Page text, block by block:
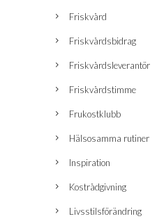
Friskvård
Friskvårdsbidrag
Friskvårdsleverantör
Friskvårdstimme
Frukostklubb
Hälsosamma rutiner
Inspiration
Kostrådgivning
Livsstilsförändring